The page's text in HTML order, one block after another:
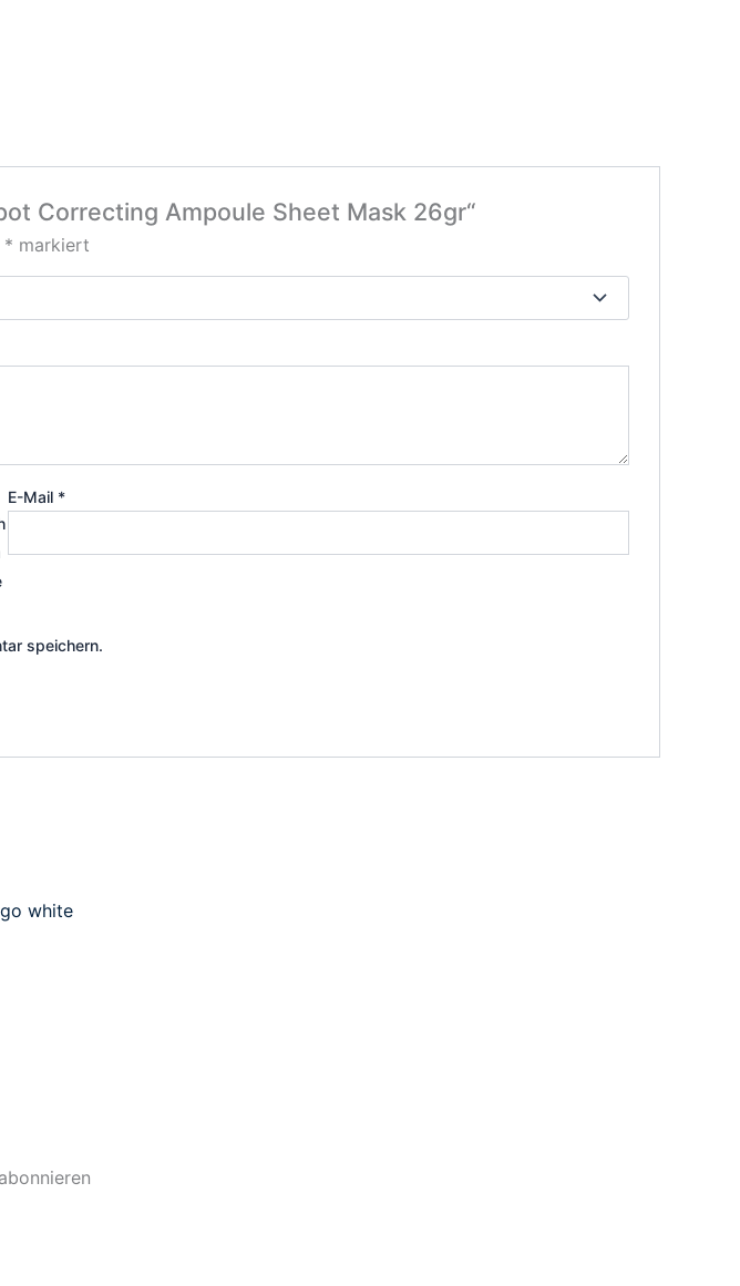
Correcting Ampoule Sheet Mask 26gr“
* markiert
E-Mail *
speichern.